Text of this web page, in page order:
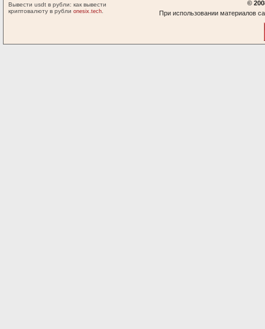
Вывести usdt в рубли: как вывести
криптовалюту в рубли onesix.tech
©
При использовании материалов